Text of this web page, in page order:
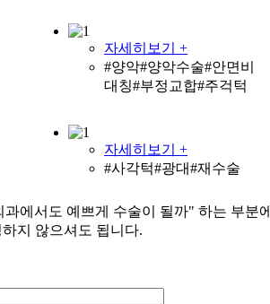
자세히보기 +
#양악#양악수술#안면비
대칭#부정교합#주걱턱
자세히보기 +
#사각턱#광대#재수술
에서도 예쁘게 수술이 될까" 하는 부분에
지 않으셔도 됩니다.